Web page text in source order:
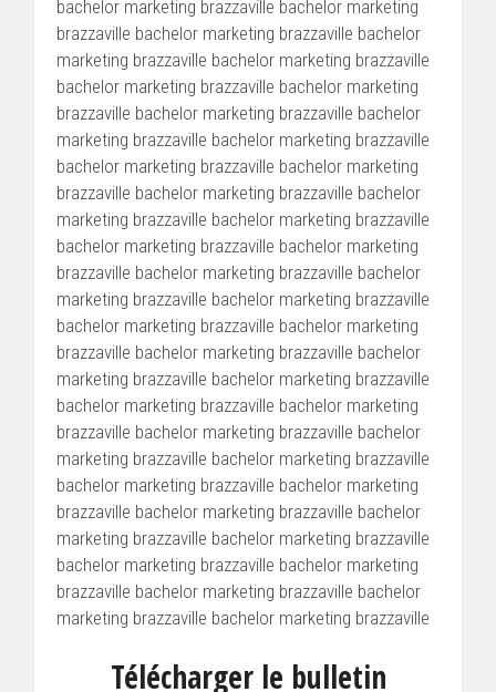
bachelor marketing brazzaville bachelor marketing
brazzaville bachelor marketing brazzaville bachelor
marketing brazzaville bachelor marketing brazzaville
bachelor marketing brazzaville bachelor marketing
brazzaville bachelor marketing brazzaville bachelor
marketing brazzaville bachelor marketing brazzaville
bachelor marketing brazzaville bachelor marketing
brazzaville bachelor marketing brazzaville bachelor
marketing brazzaville bachelor marketing brazzaville
bachelor marketing brazzaville bachelor marketing
brazzaville bachelor marketing brazzaville bachelor
marketing brazzaville bachelor marketing brazzaville
bachelor marketing brazzaville bachelor marketing
brazzaville bachelor marketing brazzaville bachelor
marketing brazzaville bachelor marketing brazzaville
bachelor marketing brazzaville bachelor marketing
brazzaville bachelor marketing brazzaville bachelor
marketing brazzaville bachelor marketing brazzaville
bachelor marketing brazzaville bachelor marketing
brazzaville bachelor marketing brazzaville bachelor
marketing brazzaville bachelor marketing brazzaville
bachelor marketing brazzaville bachelor marketing
brazzaville bachelor marketing brazzaville bachelor
marketing brazzaville bachelor marketing brazzaville
Télécharger le bulletin